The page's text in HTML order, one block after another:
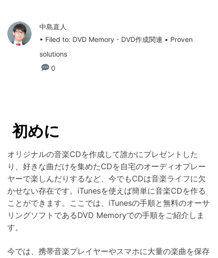
中島直人
• Filed to: DVD Memory・DVD作成関連 • Proven
solutions
0
初めに
オリジナルの音楽CDを作成して誰かにプレゼントした
り、好きな曲だけを集めたCDを自宅のオーディオプレー
ヤーで楽しんだりするなど、今でもCDは音楽ライフに欠
かせない存在です。iTunesを使えば簡単に音楽CDを作る
ことができます。ここでは、iTunesの手順と無料のオーサ
リングソフトであるDVD Memoryでの手順をご紹介しま
す。
今では、携帯音楽プレイヤーやスマホに大量の楽曲を保存